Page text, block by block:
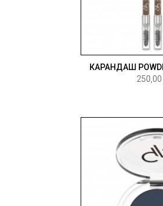
КАРАНДАШ
250,00